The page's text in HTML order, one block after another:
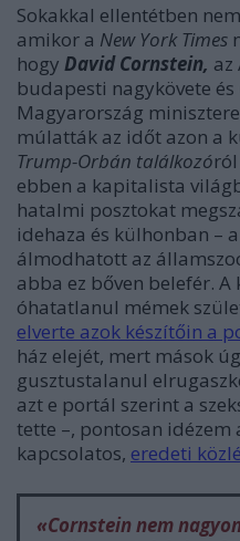
Sokakkal ellentétben
amikor a New York Times
hogy DavidCornstein, az
budapesti nagykövete és
Magyarország
múlatták az időt azon a
Trump-Orbán találkozó
ebben a kapitalista
hatalmi posztokat
idehaza és külhonban –
álmodhatott az
abba ez bőven belefér. A
óhatatlanul mémek
elverte azok készítőin a
ház elejét, mert mások
gusztustalanul
azt e portál szerint a
tette –, pontosan idézem
kapcsolatos, eredeti
«Cornstein nem